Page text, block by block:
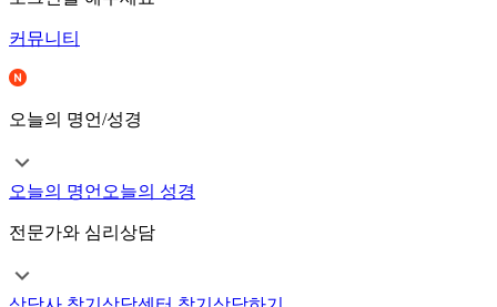
커뮤니티
오늘의 명언/성경
오늘의 명언 오늘의 성경
전문가와 심리상담